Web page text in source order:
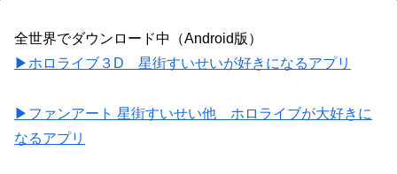
全世界でダウンロード中（Android版）
▶ホロライブ３D 星街すいせいが好きになるアプリ
▶ファンアート 星街すいせい他 ホロライブが大好きに
なるアプリ